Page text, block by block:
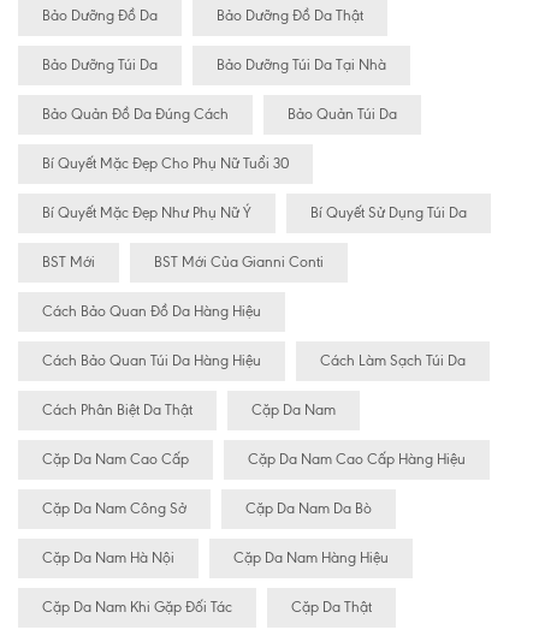
Bảo Dưỡng Đồ Da Bảo Dưỡng Đồ Da Thật
Bảo Dưỡng Túi Da Bảo Dưỡng Túi Da Tại Nhà
Bảo Quản Đồ Da Đúng Cách Bảo Quản Túi Da
Bí Quyết Mặc Đẹp Cho Phụ Nữ Tuổi 30
Bí Quyết Mặc Đẹp Như Phụ Nữ Ý Bí Quyết Sử Dụng Túi Da
BST Mới BST Mới Của Gianni Conti
Cách Bảo Quan Đồ Da Hàng Hiệu
Cách Bảo Quan Túi Da Hàng Hiệu Cách Làm Sạch Túi Da
Cách Phân Biệt Da Thật Cặp Da Nam
Cặp Da Nam Cao Cấp Cặp Da Nam Cao Cấp Hàng Hiệu
Cặp Da Nam Công Sở Cặp Da Nam Da Bò
Cặp Da Nam Hà Nội Cặp Da Nam Hàng Hiệu
Cặp Da Nam Khi Gặp Đối Tác Cặp Da Thật